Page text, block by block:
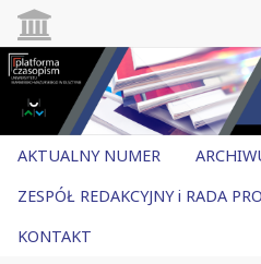
AKTUALNY NUMER
ZESPÓŁ REDAKCYJNY i RADA
KONTAKT